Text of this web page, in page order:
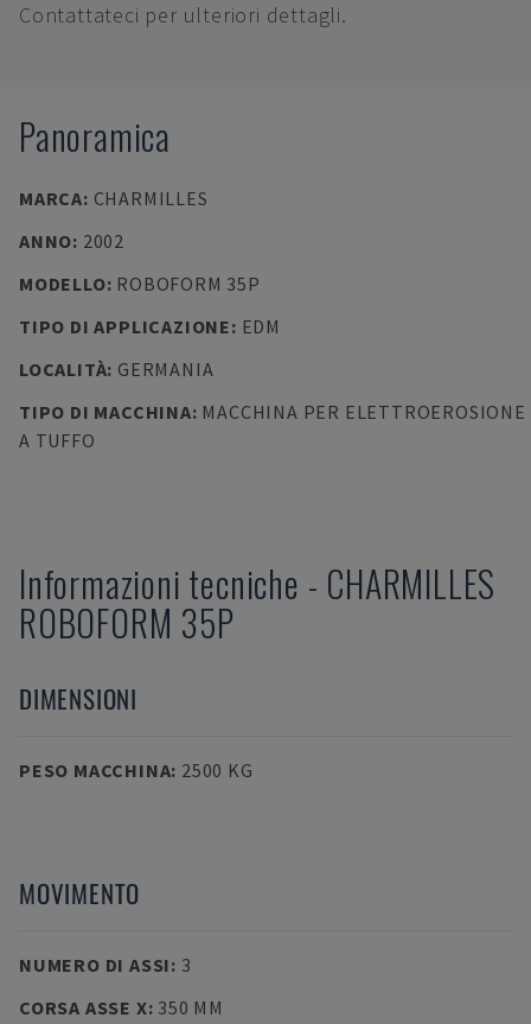
Contattateci per ulteriori dettagli.
Panoramica
MARCA: CHARMILLES
ANNO: 2002
MODELLO: ROBOFORM 35P
TIPO DI APPLICAZIONE: EDM
LOCALITÀ: GERMANIA
TIPO DI MACCHINA: MACCHINA PER ELETTROEROSIONE
A TUFFO
Informazioni tecniche - CHARMILLES
ROBOFORM 35P
DIMENSIONI
PESO MACCHINA: 2500 KG
MOVIMENTO
NUMERO DI ASSI: 3
CORSA ASSE X: 350 MM